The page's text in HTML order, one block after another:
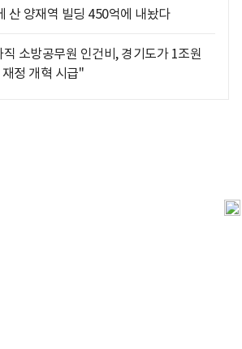
산 양재역 빌딩 450억에 내놨다
소방공무원 인건비, 경기도가 1조원
정 개혁 시급"